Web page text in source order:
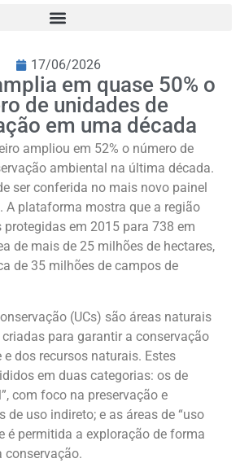
17/06/2026
em quase 50% o
de unidades de
em uma década
ampliou em 52% o número de
ambiental na última década.
ser conferida no mais novo painel
A plataforma mostra que a região
protegidas em 2015 para 738 em
de mais de 25 milhões de hectares,
de 35 milhões de campos de
(UCs) são áreas naturais
para garantir a conservação
dos recursos naturais. Estes
em duas categorias: os de
com foco na preservação e
de uso indireto; e as áreas de “uso
é permitida a exploração de forma
conservação.